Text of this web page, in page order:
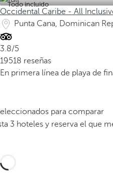
Todo incluido
Occidental Caribe - All
Punta Cana, Dominican
3.8/5
19518 reseñas
En primera línea de playa de
para comparar
3 hoteles y reserva el que